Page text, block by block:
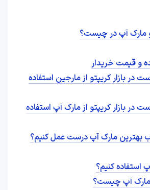
مارک آپ در چیست؟
و قیمت خریدار
در بازار کریپتو از مارجین استفاده
در بازار کریپتو از مارک آپ استفاده
بهترین مارک آپ درست عمل کنیم؟
استفاده کنیم؟
آپ چیست؟